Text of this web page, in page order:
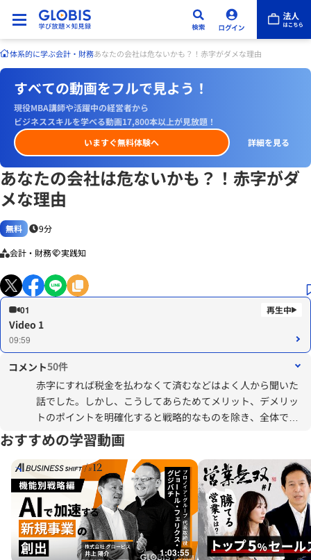
体系的に学ぶ会計・財務あなたの会社は危ないかも？！赤字がダメな理由
すべての動画をフルで見よう！
現役MBA講師や活躍中の経営者から
ビジネススキルを学べる動画17,800本以上が見放題！
いますぐ無料体験へ
詳細を見る
あなたの会社は危ないかも？！赤字がダ
メな理由
無料 9分
会計・財務 実践知
01
Video 1
09:59
コメント50件
赤字にすれば税金を払わなくて済むなどはよく人から聞いた
話でした。しかし、こうしてあらためてメリット、デメリッ
トのポイントを明確化すると戦略的なものを除き、全体では
やはり黒字にすることが企業にとって必要なんだと感じさせ
られます。企業価値の最大化、事業の継続性が言われる中、
学んだ点を意識しつつ、今後の業務に取り組みたいと思いま
す。
おすすめの学習動画
1:03:55